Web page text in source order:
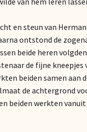
en steun van
ontstond de
beide heren
de fijne kneepjes
beiden samen aan
de achtergrond
beiden werkten